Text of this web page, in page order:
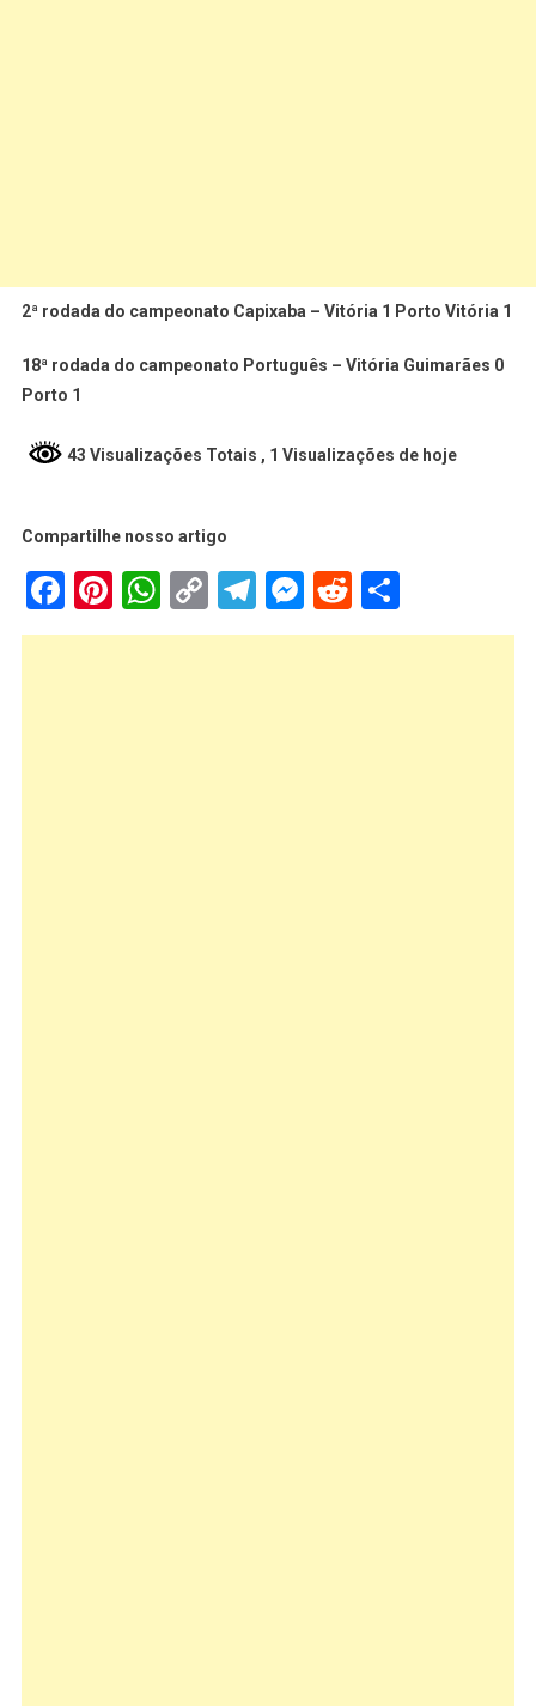
2ª rodada do campeonato Capixaba – Vitória 1 Porto Vitória 1
18ª rodada do campeonato Português – Vitória Guimarães 0
Porto 1
43 Visualizações Totais , 1 Visualizações de hoje
Compartilhe nosso artigo
Facebook
Pinterest
WhatsApp
Copy
Link
Telegram
Messenger
Reddit
Share